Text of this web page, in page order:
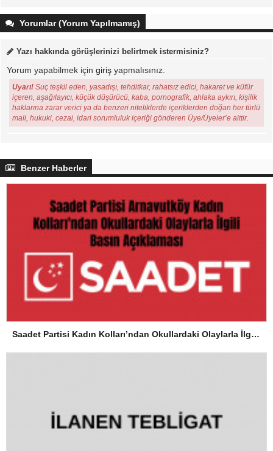
Yorumlar (Yorum Yapılmamış)
Yazı hakkında görüşlerinizi belirtmek istermisiniz?
Yorum yapabilmek için giriş yapmalısınız.
Uyarı! Suç teşkil eden, yasadışı, tehditkar, rahatsız edici, hakaret ve küfür
içeren, aşağılayıcı, küçük düşürücü, kaba, pornografik, ahlaka aykırı, kişilik
haklarına zarar verici ya da benzeri niteliklerde içeriklerden doğan her türlü
mali, hukuki, cezai, idari sorumluluk içeriği gönderen Üye/Üyeler’e aittir.
Benzer Haberler
Saadet Partisi Kadın Kolları’ndan Okullardaki Olaylarla İlgili Basın Açıklaması